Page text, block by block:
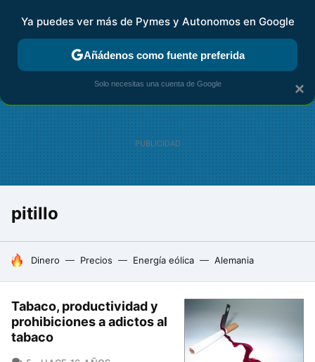
FISCALIDAD Y CONTABILIDAD KIT DIGITAL RENTA
pitillo
HOY SE HABLA DE
Dinero Precios Energía eólica Alemania
Tabaco, productividad y
prohibiciones a adictos al
tabaco
×
Ya puedes ver más de Pymes y Autonomos en Google
Añádenos como fuente preferida
Solo necesitas una cuenta de Google